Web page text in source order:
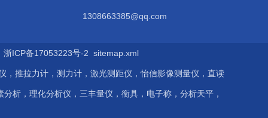
1308663385@qq.com
浙ICP备17053223号-2 sitemap.xml
推拉力计，测力计，激光测距仪，怡信影像测量仪，直读
析，理化分析仪，三丰量仪，衡具，电子称，分析天平，